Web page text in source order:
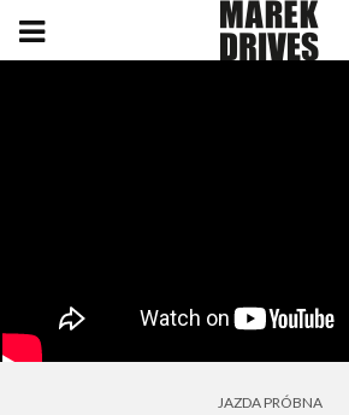
JAZDA PRÓBNA